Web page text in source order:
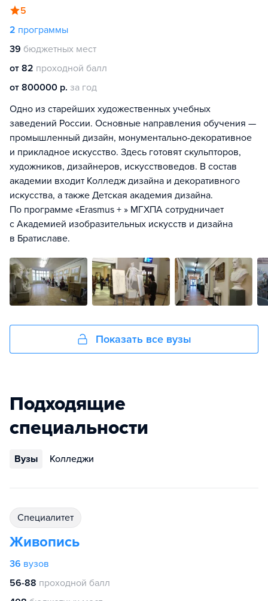
5
2 программы
39 бюджетных мест
от 82 проходной балл
от 800000 р. за год
Одно из старейших художественных учебных
заведений России. Основные направления обучения —
промышленный дизайн, монументально-декоративное
и прикладное искусство. Здесь готовят скульпторов,
художников, дизайнеров, искусствоведов. В состав
академии входит Колледж дизайна и декоративного
искусства, а также Детская академия дизайна.
По программе «Erasmus + » МГХПА сотрудничает
с Академией изобразительных искусств и дизайна
в Братиславе.
Показать все вузы
Подходящие
специальности
Вузы Колледжи
специалитет
Живопись
36 вузов
56-88 проходной балл